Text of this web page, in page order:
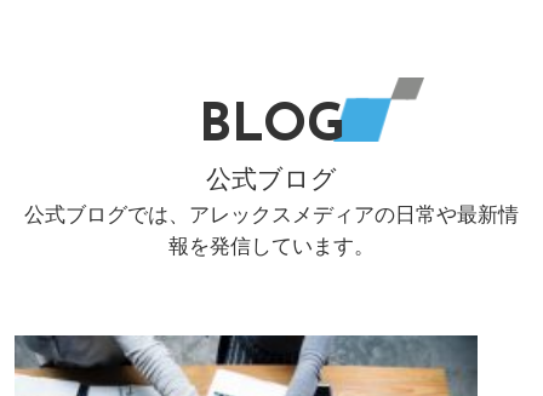
BLOG
公式ブログ
公式ブログでは、アレックスメディアの日常や最新情
報を発信しています。